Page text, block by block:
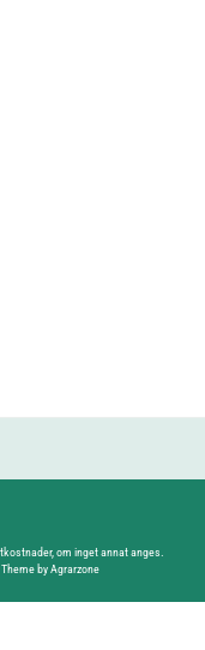
om inget annat anges.
by Agrarzone